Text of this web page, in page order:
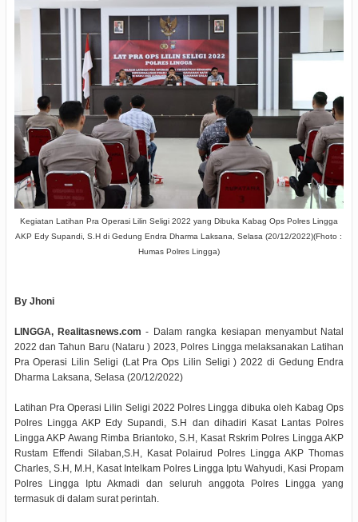
Kegiatan Latihan Pra Operasi Lilin Seligi 2022 yang Dibuka Kabag Ops Polres Lingga
AKP Edy Supandi, S.H di Gedung Endra Dharma Laksana, Selasa (20/12/2022)(Fhoto :
Humas Polres Lingga)
By Jhoni
LINGGA, Realitasnews.com- Dalam rangka kesiapan menyambut Natal
2022 dan Tahun Baru (Nataru ) 2023, Polres Lingga melaksanakan Latihan
Pra Operasi Lilin Seligi (Lat Pra Ops Lilin Seligi ) 2022 di Gedung Endra
Dharma Laksana, Selasa (20/12/2022)
Latihan Pra Operasi Lilin Seligi 2022 Polres Lingga dibuka oleh Kabag Ops
Polres Lingga AKP Edy Supandi, S.H dan dihadiri Kasat Lantas Polres
Lingga AKP Awang Rimba Briantoko, S.H, Kasat Rskrim Polres Lingga AKP
Rustam Effendi Silaban,S.H, Kasat Polairud Polres Lingga AKP Thomas
Charles, S.H, M.H, Kasat Intelkam Polres Lingga Iptu Wahyudi, Kasi Propam
Polres Lingga Iptu Akmadi dan seluruh anggota Polres Lingga yang
termasuk di dalam surat perintah.